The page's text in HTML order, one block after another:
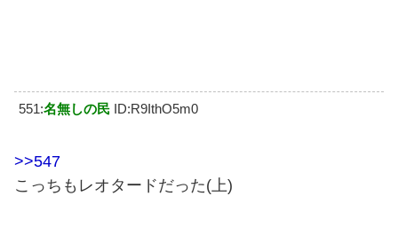
551:名無しの民 ID:R9IthO5m0
>>547
こっちもレオタードだった(上)